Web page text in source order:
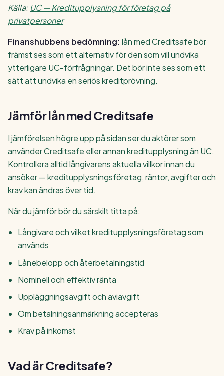
Källa: UC — Kreditupplysning för företag på
privatpersoner
Finanshubbens bedömning: lån med Creditsafe bör
främst ses som ett alternativ för den som vill undvika
ytterligare UC-förfrågningar. Det bör inte ses som ett
sätt att undvika en seriös kreditprövning.
Jämför lån med Creditsafe
I jämförelsen högre upp på sidan ser du aktörer som
använder Creditsafe eller annan kreditupplysning än UC.
Kontrollera alltid långivarens aktuella villkor innan du
ansöker — kreditupplysningsföretag, räntor, avgifter och
krav kan ändras över tid.
När du jämför bör du särskilt titta på:
Långivare och vilket kreditupplysningsföretag som
används
Lånebelopp och återbetalningstid
Nominell och effektiv ränta
Uppläggningsavgift och aviavgift
Om betalningsanmärkning accepteras
Krav på inkomst
Vad är Creditsafe?